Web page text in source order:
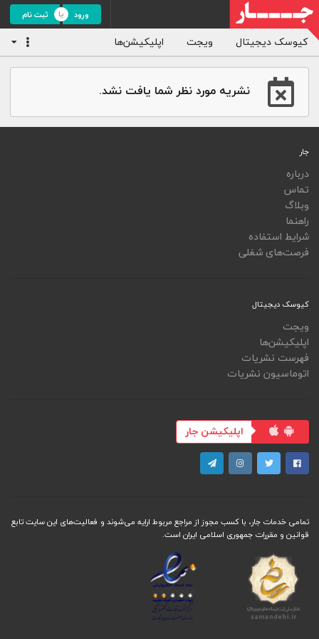
ورود ثبت نام
کیوسک دیجیتال ویجت اپلیکیشن‌ها
نشریه مورد نظر شما یافت نشد.
جار
درباره
تماس
وبلاگ
راهنما
شرایط استفاده
فرصت‌های شغلی
کیوسک دیجیتال
ویجت
اپلیکیشن‌ها
فهرست نشریات
اتوماسیون نشریات
اپلیکیشن جار
تمامی خدمات جار، با کسب مجوز از مراجع مربوط ارایه می‌شوند و فعاليت‌های اين سايت تابع
قوانين و مقررات جمهوری اسلامی ايران است.